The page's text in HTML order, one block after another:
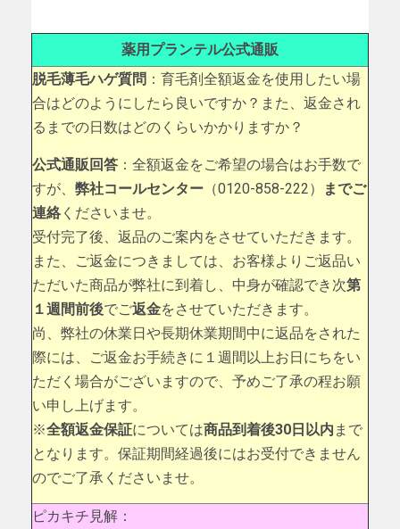
薬用プランテル公式通販
脱毛薄毛ハゲ質問 ：育毛剤全額返金を使用したい場
合はどのようにしたら良いですか？また、返金され
るまでの日数はどのくらいかかりますか？
公式通販回答 ：全額返金をご希望の場合はお手数で
すが、 弊社コールセンター （0120-858-222）
までご
連絡 くださいませ。
受付完了後、返品のご案内をさせていただきます。
また、ご返金につきましては、お客様よりご返品い
ただいた商品が弊社に到着し、中身が確認でき次第
１週間前後でご返金をさせていただきます。
尚、弊社の休業日や長期休業期間中に返品をされた
際には、ご返金お手続きに１週間以上お日にちをい
ただく場合がございますので、予めご了承の程お願
い申し上げます。
※全額返金保証については商品到着後30日以内 まで
となります。保証期間経過後にはお受付できません
のでご了承くださいませ。
ピカキチ見解：